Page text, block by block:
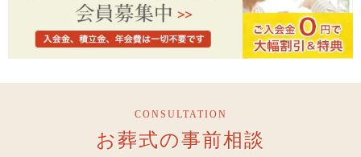
CONSULTATION
お葬式の事前相談